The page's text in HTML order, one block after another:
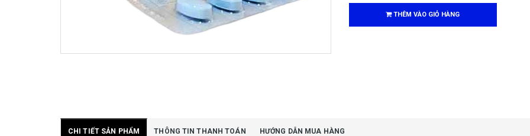
THÊM VÀO GIỎ HÀNG
CHI TIẾT SẢN PHẨM THÔNG TIN THANH TOÁN HƯỚNG DẪN MUA HÀNG